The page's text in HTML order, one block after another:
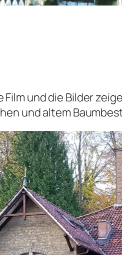
Film und die Bilder
und altem